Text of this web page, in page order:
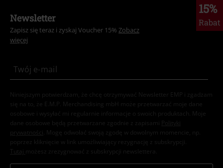
15%
Rabat
Newsletter
Zapisz się teraz i zyskaj Voucher 15% Zobacz
więcej
Niniejszym potwierdzam, że chcę otrzymywać Newsletter EMP i zgadzam
się na to, że E.M.P. Merchandising mbH może przetwarzać moje dane
osobowe i wysyłać mi regularnie informacje o swoich produktach. Moje
dane osobowe będą przetwarzane zgodnie z zapisami
Polityki
prywatności . Mogę odwołać swoją zgodę w dowolnym momencie, np.
poprzez kliknięcie w link umożliwiający rezygnację z subskrypcji.
Tutaj możesz zrezygnować z subskrypcji newslettera.